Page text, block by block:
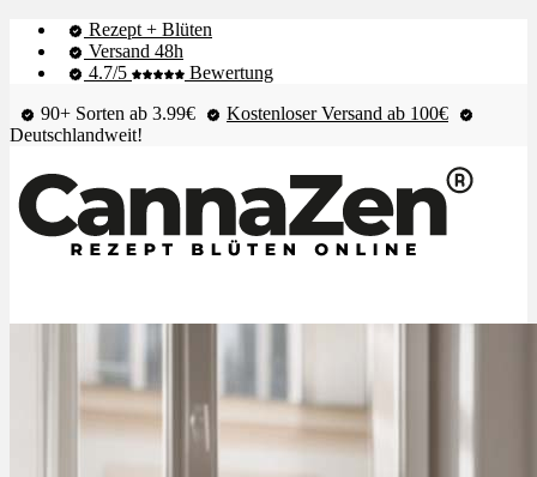
Rezept + Blüten
Versand 48h
4.7/5
Bewertung
90+ Sorten ab 3.99€
Kostenloser Versand ab 100€
Deutschlandweit!
Shop & Live-Bestand